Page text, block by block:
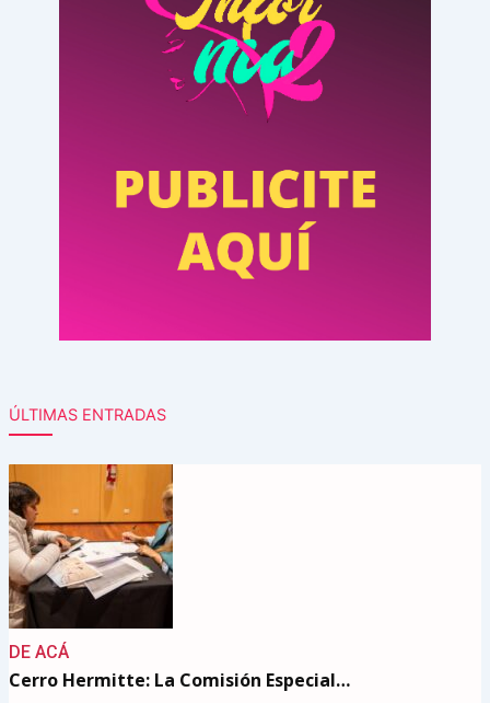
ÚLTIMAS ENTRADAS
DE ACÁ
Cerro Hermitte: La Comisión Especial…